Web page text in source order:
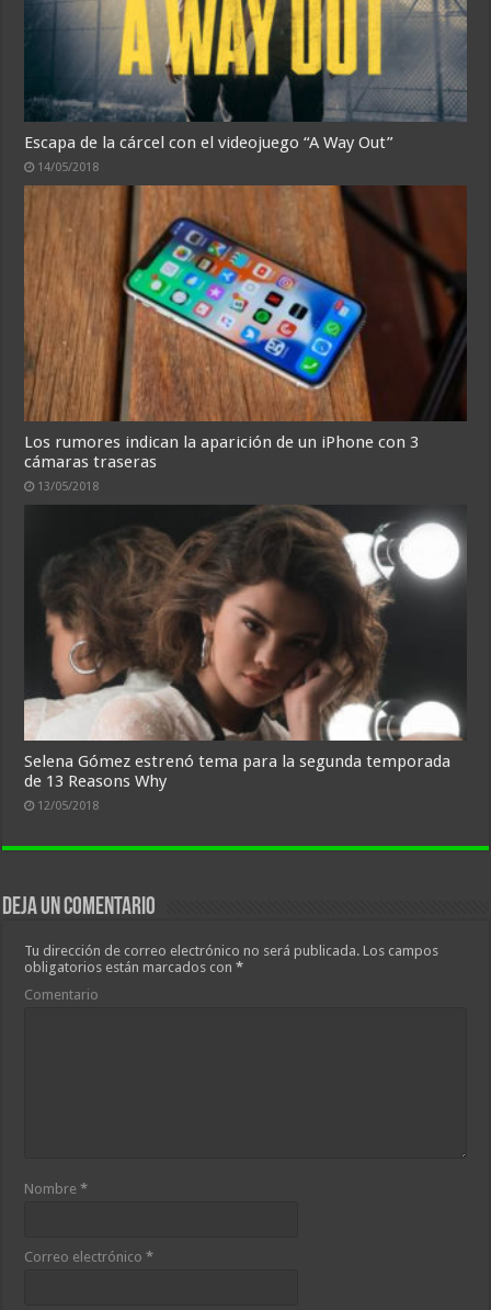
Escapa de la cárcel con el videojuego “A Way Out”
14/05/2018
Los rumores indican la aparición de un iPhone con 3
cámaras traseras
13/05/2018
Selena Gómez estrenó tema para la segunda temporada
de 13 Reasons Why
12/05/2018
Deja un comentario
Tu dirección de correo electrónico no será publicada. Los campos
obligatorios están marcados con*
Comentario
Nombre*
Correo electrónico*